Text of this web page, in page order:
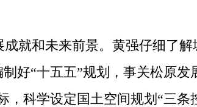
和未来前景。黄强仔细了解
好“十五五”规划，事关松原
，科学设定国土空间规划“三